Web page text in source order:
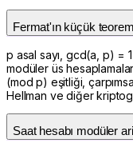
Fermat'ın küçük
p asal sayı, gcd(a, p) =
modüler üs
(mod p) eşitliği,
Hellman ve diğer
Saat hesabı modüler